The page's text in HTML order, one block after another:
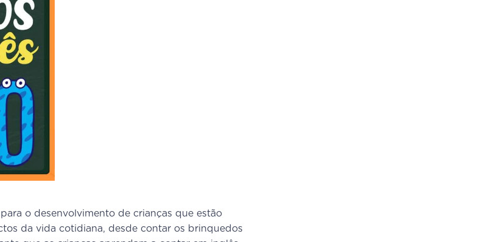
o desenvolvimento de crianças que estão
da vida cotidiana, desde contar os brinquedos